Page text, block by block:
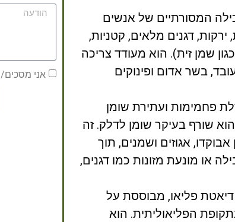
המסורתיים של אנשים
דגנים מלאים, קטניות,
שמן זית). הוא מעודד צריכה
בשר אדום ופינוקים
פחמימות ועתירת שומן
שורף בעיקר שומן לדלק. זה
אגוזים ושמנים, תוך
או מונעת מזונות כמו דגנים,
פליאו, מבוססת על
הפליאוליתית. הוא
אני מסכים/